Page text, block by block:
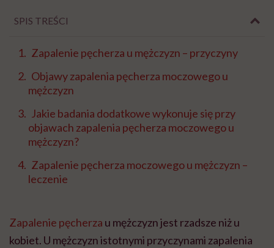
SPIS TREŚCI
Zapalenie pęcherza u mężczyzn – przyczyny
Objawy zapalenia pęcherza moczowego u
mężczyzn
Jakie badania dodatkowe wykonuje się przy
objawach zapalenia pęcherza moczowego u
mężczyzn?
Zapalenie pęcherza moczowego u mężczyzn –
leczenie
Zapalenie pęcherza u mężczyzn jest rzadsze niż u
kobiet. U mężczyzn istotnymi przyczynami zapalenia